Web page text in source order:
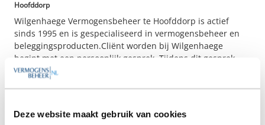
Deze website maakt gebruik van cookies
Hoofddorp
Wilgenhaege Vermogensbeheer te Hoofddorp is actief
sinds 1995 en is gespecialiseerd in vermogensbeheer en
beleggingsproducten.Cliënt worden bij Wilgenhaege
begint met een persoonlijk gesprek. Tijdens dit gesprek
worden de beleggingsdoelstellingen, financiële positie,
risicobereidheid en kennis van de cliënt in kaart